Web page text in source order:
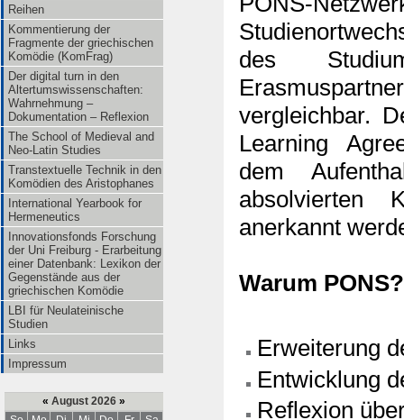
Reihen
Kommentierung der
Fragmente der griechischen
Komödie (KomFrag)
Der digital turn in den
Altertumswissenschaften:
Wahrnehmung –
Dokumentation – Reflexion
The School of Medieval and
Neo-Latin Studies
Transtextuelle Technik in den
Komödien des Aristophanes
International Yearbook for
Hermeneutics
Innovationsfonds Forschung
der Uni Freiburg - Erarbeitung
einer Datenbank: Lexikon der
Gegenstände aus der
griechischen Komödie
LBI für Neulateinische
Studien
Links
Impressum
« August 2026 »
des
vergleichbar.
Learning
dem
absolvierten
anerkannt
Warum PONS?
Erweiterung
Entwicklung
Reflexion